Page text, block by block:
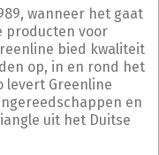
wanneer het gaat
producten voor
bied kwaliteit
op, in en rond het
levert Greenline
en
uit het Duitse